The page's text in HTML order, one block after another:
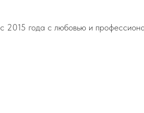
с 2015 года с любовью и